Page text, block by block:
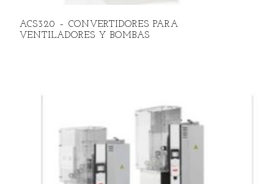
ACS320 – CONVERTIDORES PARA
VENTILADORES Y BOMBAS